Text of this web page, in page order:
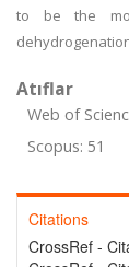
to be the
Atıflar
Web of
Scopus: 51
Citations
CrossRef -